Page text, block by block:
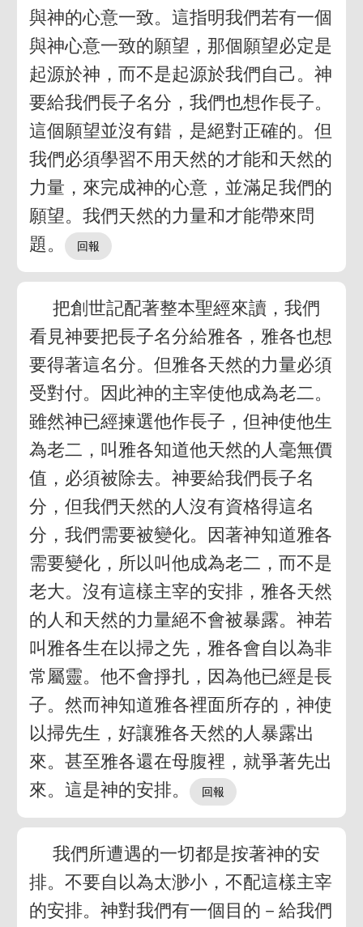
與神的心意一致。這指明我們若有一個
與神心意一致的願望，那個願望必定是
起源於神，而不是起源於我們自己。神
要給我們長子名分，我們也想作長子。
這個願望並沒有錯，是絕對正確的。但
我們必須學習不用天然的才能和天然的
力量，來完成神的心意，並滿足我們的
願望。我們天然的力量和才能帶來問
題。
把創世記配著整本聖經來讀，我們
看見神要把長子名分給雅各，雅各也想
要得著這名分。但雅各天然的力量必須
受對付。因此神的主宰使他成為老二。
雖然神已經揀選他作長子，但神使他生
為老二，叫雅各知道他天然的人毫無價
值，必須被除去。神要給我們長子名
分，但我們天然的人沒有資格得這名
分，我們需要被變化。因著神知道雅各
需要變化，所以叫他成為老二，而不是
老大。沒有這樣主宰的安排，雅各天然
的人和天然的力量絕不會被暴露。神若
叫雅各生在以掃之先，雅各會自以為非
常屬靈。他不會掙扎，因為他已經是長
子。然而神知道雅各裡面所存的，神使
以掃先生，好讓雅各天然的人暴露出
來。甚至雅各還在母腹裡，就爭著先出
來。這是神的安排。
我們所遭遇的一切都是按著神的安
排。不要自以為太渺小，不配這樣主宰
的安排。神對我們有一個目的－給我們